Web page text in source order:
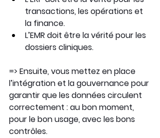
transactions, les opérations et
la finance.
L’EMR doit être la vérité pour les
dossiers cliniques.
=> Ensuite, vous mettez en place
l’intégration et la gouvernance pour
garantir que les données circulent
correctement : au bon moment,
pour le bon usage, avec les bons
contrôles.